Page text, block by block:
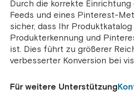
Durch die korrekte
Feeds und eines Pinterest-
sicher, dass Ihr
Produkterkennung und
ist. Dies führt zu größerer
verbesserter Konversion bei
Für weitere Unterstützung